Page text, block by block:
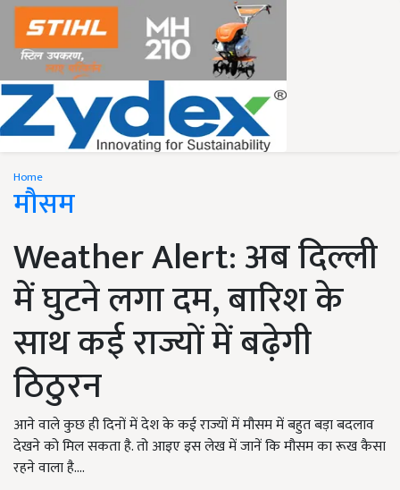
Home
मौसम
Weather Alert: अब दिल्ली
में घुटने लगा दम, बारिश के
साथ कई राज्यों में बढ़ेगी
ठिठुरन
आने वाले कुछ ही दिनों में देश के कई राज्यों में मौसम में बहुत बड़ा बदलाव
देखने को मिल सकता है. तो आइए इस लेख में जानें कि मौसम का रूख कैसा
रहने वाला है....